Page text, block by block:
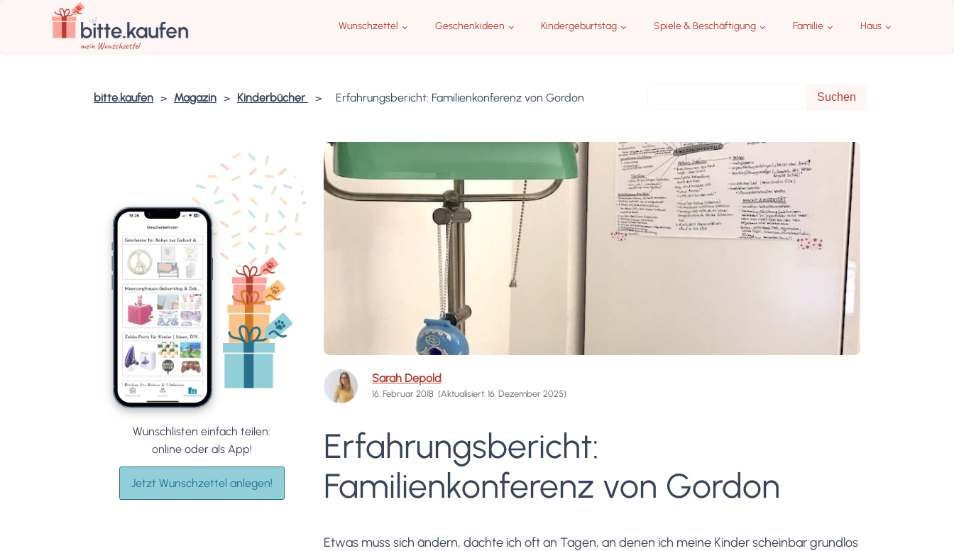
Wunschzettel Geschenkideen Kindergeburtstag Spiele & Beschäftigung Familie Haus
bitte.kaufen Magazin Kinderbücher Erfahrungsbericht: Familienkonferenz von Gordon
Sarah Depold
16. Februar 2018 (Aktualisiert: 16. Dezember 2025)
Erfahrungsbericht:
Familienkonferenz von Gordon
Wunschlisten einfach teilen:
online oder als App!
Jetzt Wunschzettel anlegen!
Etwas muss sich ändern, dachte ich oft an Tagen, an denen ich meine Kinder scheinbar grundlos